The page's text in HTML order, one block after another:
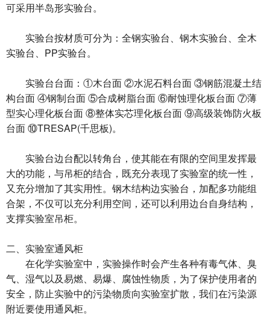
可采用半岛形实验台。
实验台按材质可分为：全钢实验台、钢木实验台、全木
实验台、PP实验台。
实验台台面：①木台面 ②水泥石料台面 ③钢筋混凝土结
构台面 ④钢制台面 ⑤合成树脂台面 ⑥耐蚀理化板台面 ⑦薄
型实心理化板台面 ⑧整体实芯理化板台面 ⑨高级装饰防火板
台面 ⑩TRESAP(千思板)。
实验台边台配以转角台，使其能在有限的空间里发挥最
大的功能，与吊柜的结合，既充分表现了实验室的统一性，
又充分增加了其实用性。钢木结构边实验台，加配多功能组
合架，不仅可以充分利用空间，还可以利用边台自身结构，
支撑实验室吊柜。
二、实验室通风柜
在化学实验室中，实验操作时会产生各种有毒气体、臭
气、湿气以及易燃、易爆、腐蚀性物质，为了保护使用者的
安全，防止实验中的污染物质向实验室扩散，我们在污染源
附近要使用通风柜。